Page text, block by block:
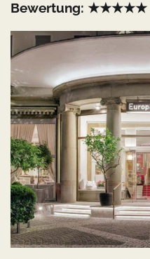
Bewertung: ★★★★★